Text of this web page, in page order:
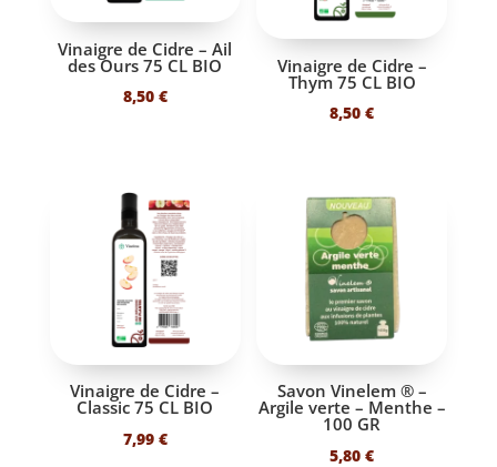
Vinaigre de Cidre – Ail
des Ours 75 CL BIO
8,50 €
Vinaigre de Cidre –
Thym 75 CL BIO
8,50€
Vinaigre de Cidre –
Classic 75 CL BIO
7,99 €
Savon Vinelem ® –
Argile verte – Menthe –
100 GR
5,80€